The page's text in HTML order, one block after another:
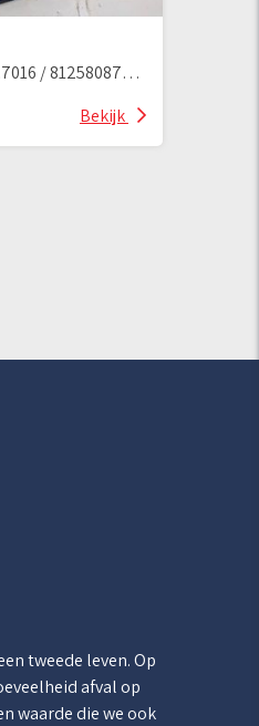
Knorr 81.25808.7016 / 81258087016 EBS Steuergerät
Bekijk
tweede leven. Op
afval op
waarde die we ook